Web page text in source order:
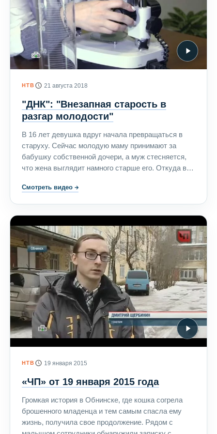
НТВ 21 августа 2018
"ДНК": "Внезапная старость в
разгар молодости"
В 16 лет девушка вдруг начала превращаться в
старуху. Сейчас молодую маму принимают за
бабушку собственной дочери, а муж стесняется,
что жена выглядит намного старше его. Откуда в
и перешла ли болезнь от стареющей мамы к
Смотреть видео →
НТВ 19 января 2015
«ЧП» от 19 января 2015 года
Громкая история в Обнинске, где кошка согрела
брошенного младенца и тем самым спасла ему
жизнь, получила свое продолжение. Рядом с